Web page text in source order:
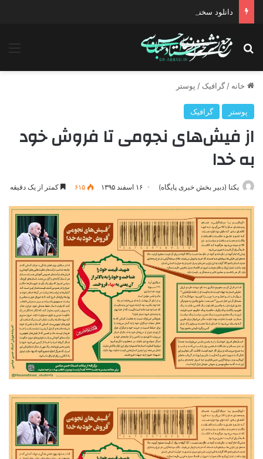
دانلود سخنرانی استاد حسن عباسی با موضوع چهار انتخاب ۱۴۰۰
جستجو برای
خانه / گرافیک / پوستر
پوستر گرافیک
از فیش‌های نجومی تا فروش خود
به خدا
یکتا (دبیر بخش خبری پایگاه) ۱۶ اسفند ۱۳۹۵ ۶۱۵ کمتر از یک دقیقه